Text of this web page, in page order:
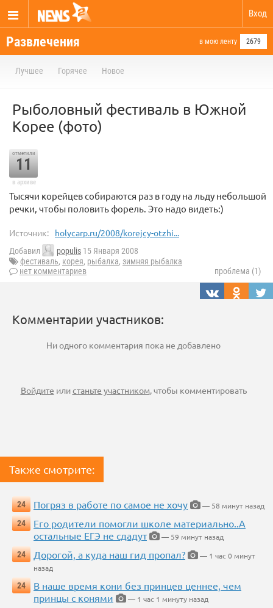
Вход
Развлечения в мою ленту 2679
Лучшее Горячее Новое
Рыболовный фестиваль в Южной
Корее (фото)
отметили
11
в архиве
Тысячи корейцев собираются раз в году на льду небольшой
речки, чтобы половить форель. Это надо видеть:)
Источник: holycarp.ru/2008/korejcy-otzhi...
Добавил populis 15 Января 2008
фестиваль, корея, рыбалка, зимняя рыбалка
нет комментариев
проблема (1)
Комментарии участников:
Ни одного комментария пока не добавлено
Войдите илистаньте участником, чтобы комментировать
Также смотрите:
24 Погряз в работе по самое не хочу
— 58 минут назад
24
Его родители помогли школе материально..А
остальные ЕГЭ не сдадут
— 59 минут назад
24
Дорогой, а куда наш гид пропал?
— 1 час 0 минут
назад
24
В наше время кони без принцев ценнее, чем
принцы с конями
— 1 час 1 минуту назад